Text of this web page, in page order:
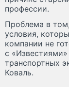
профессии.
Проблема в
условия,
компании не
с
транспортных
Коваль.